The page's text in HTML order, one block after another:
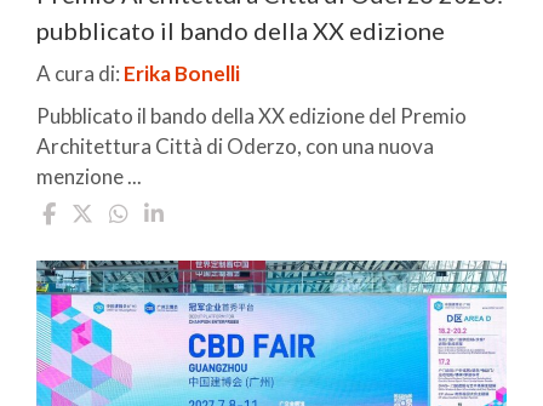
pubblicato il bando della XX edizione
A cura di: Erika Bonelli
Pubblicato il bando della XX edizione del Premio
Architettura Città di Oderzo, con una nuova
menzione ...